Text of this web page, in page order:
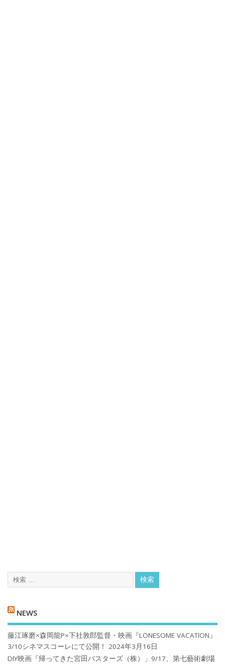
NEWS
藤江琢磨×森岡龍P×下社敦郎監督・映画『LONESOME VACATION』
3/10シネマスコーレにて公開！
2024年3月16日
DIY映画『帰ってきた宮田バスターズ（株）」9/17、第七藝術劇場